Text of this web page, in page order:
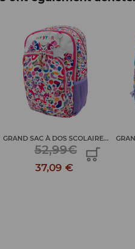
GRAND SAC À DOS SCOLAIRE...
52,99€
37,09 €